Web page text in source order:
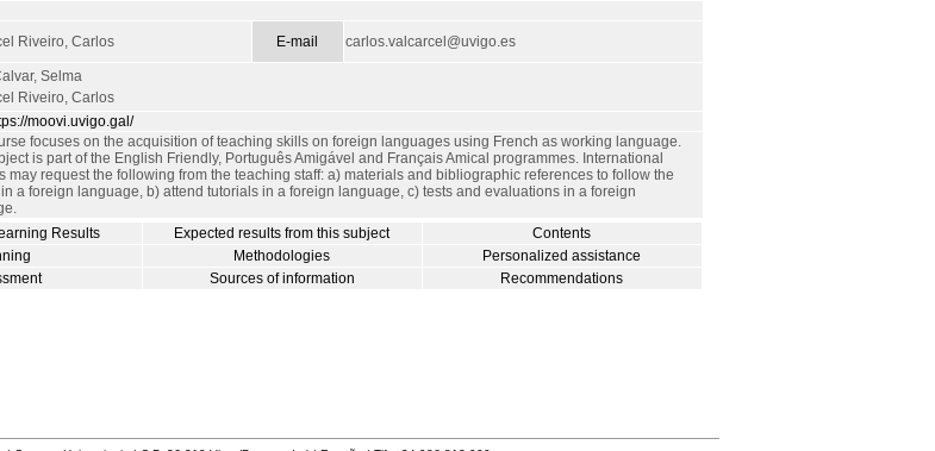
Riveiro, Carlos E-mail
carlos.valcarcel@uvigo.es
Selma
Riveiro, Carlos
moovi.uvigo.gal/
focuses on the acquisition of teaching skills on foreign languages using French as working language.
is part of the English Friendly, Português Amigável and Français Amical programmes. International
may request the following from the teaching staff: a) materials and bibliographic references to follow the
a foreign language, b) attend tutorials in a foreign language, c) tests and evaluations in a foreign
Results
Expected results from this subject
Contents
Methodologies
Personalized assistance
Sources of information Recommendations